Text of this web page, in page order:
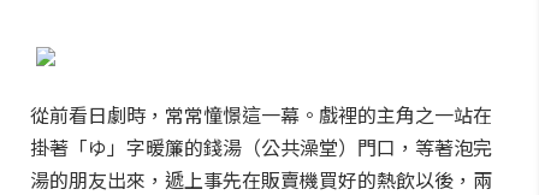
從前看日劇時，常常憧憬這一幕。戲裡的主角之一站在
掛著「ゆ」字暖簾的錢湯（公共澡堂）門口，等著泡完
湯的朋友出來，遞上事先在販賣機買好的熱飲以後，兩